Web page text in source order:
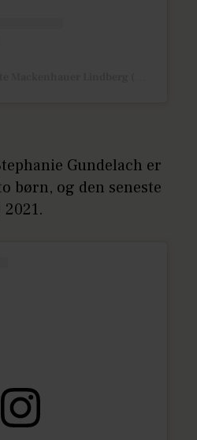
Gundelach er
børn, og den seneste